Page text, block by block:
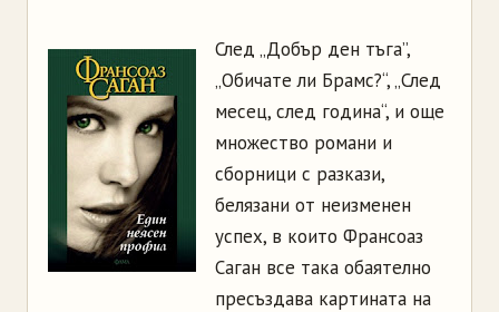
След „Добър ден тъга”,
„Обичате ли Брамс?“, „След
месец, след година“, и още
множество романи и
сборници с разкази,
белязани от неизменен
успех, в които Франсоаз
Саган все така обаятелно
пресъздава картината на